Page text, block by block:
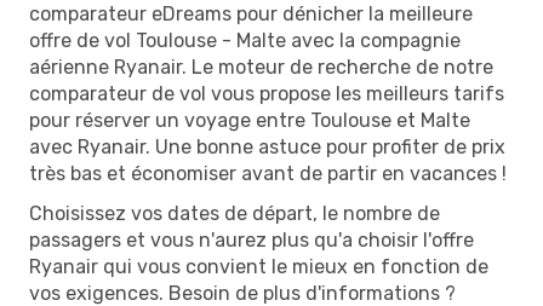
comparateur eDreams pour dénicher la meilleure
offre de vol Toulouse - Malte avec la compagnie
aérienne Ryanair. Le moteur de recherche de notre
comparateur de vol vous propose les meilleurs tarifs
pour réserver un voyage entre Toulouse et Malte
avec Ryanair. Une bonne astuce pour profiter de prix
très bas et économiser avant de partir en vacances !
Choisissez vos dates de départ, le nombre de
passagers et vous n'aurez plus qu'a choisir l'offre
Ryanair qui vous convient le mieux en fonction de
vos exigences. Besoin de plus d'informations ?